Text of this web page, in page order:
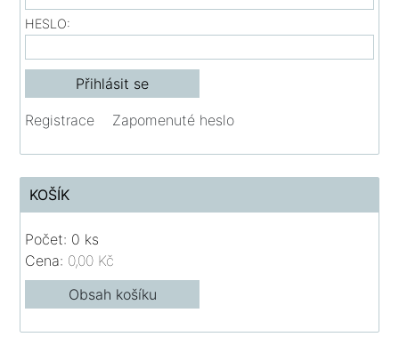
HESLO:
Registrace Zapomenuté heslo
KOŠÍK
Počet: 0 ks
Cena: 0,00 Kč
Obsah košíku